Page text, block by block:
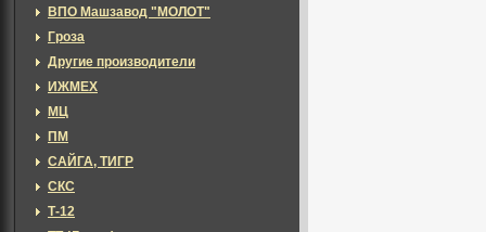
ВПО Машзавод "МОЛОТ"
Гроза
Другие производители
ИЖМЕХ
МЦ
ПМ
САЙГА, ТИГР
СКС
Т-12